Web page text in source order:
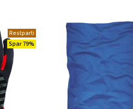
Restparti
Spar 79%